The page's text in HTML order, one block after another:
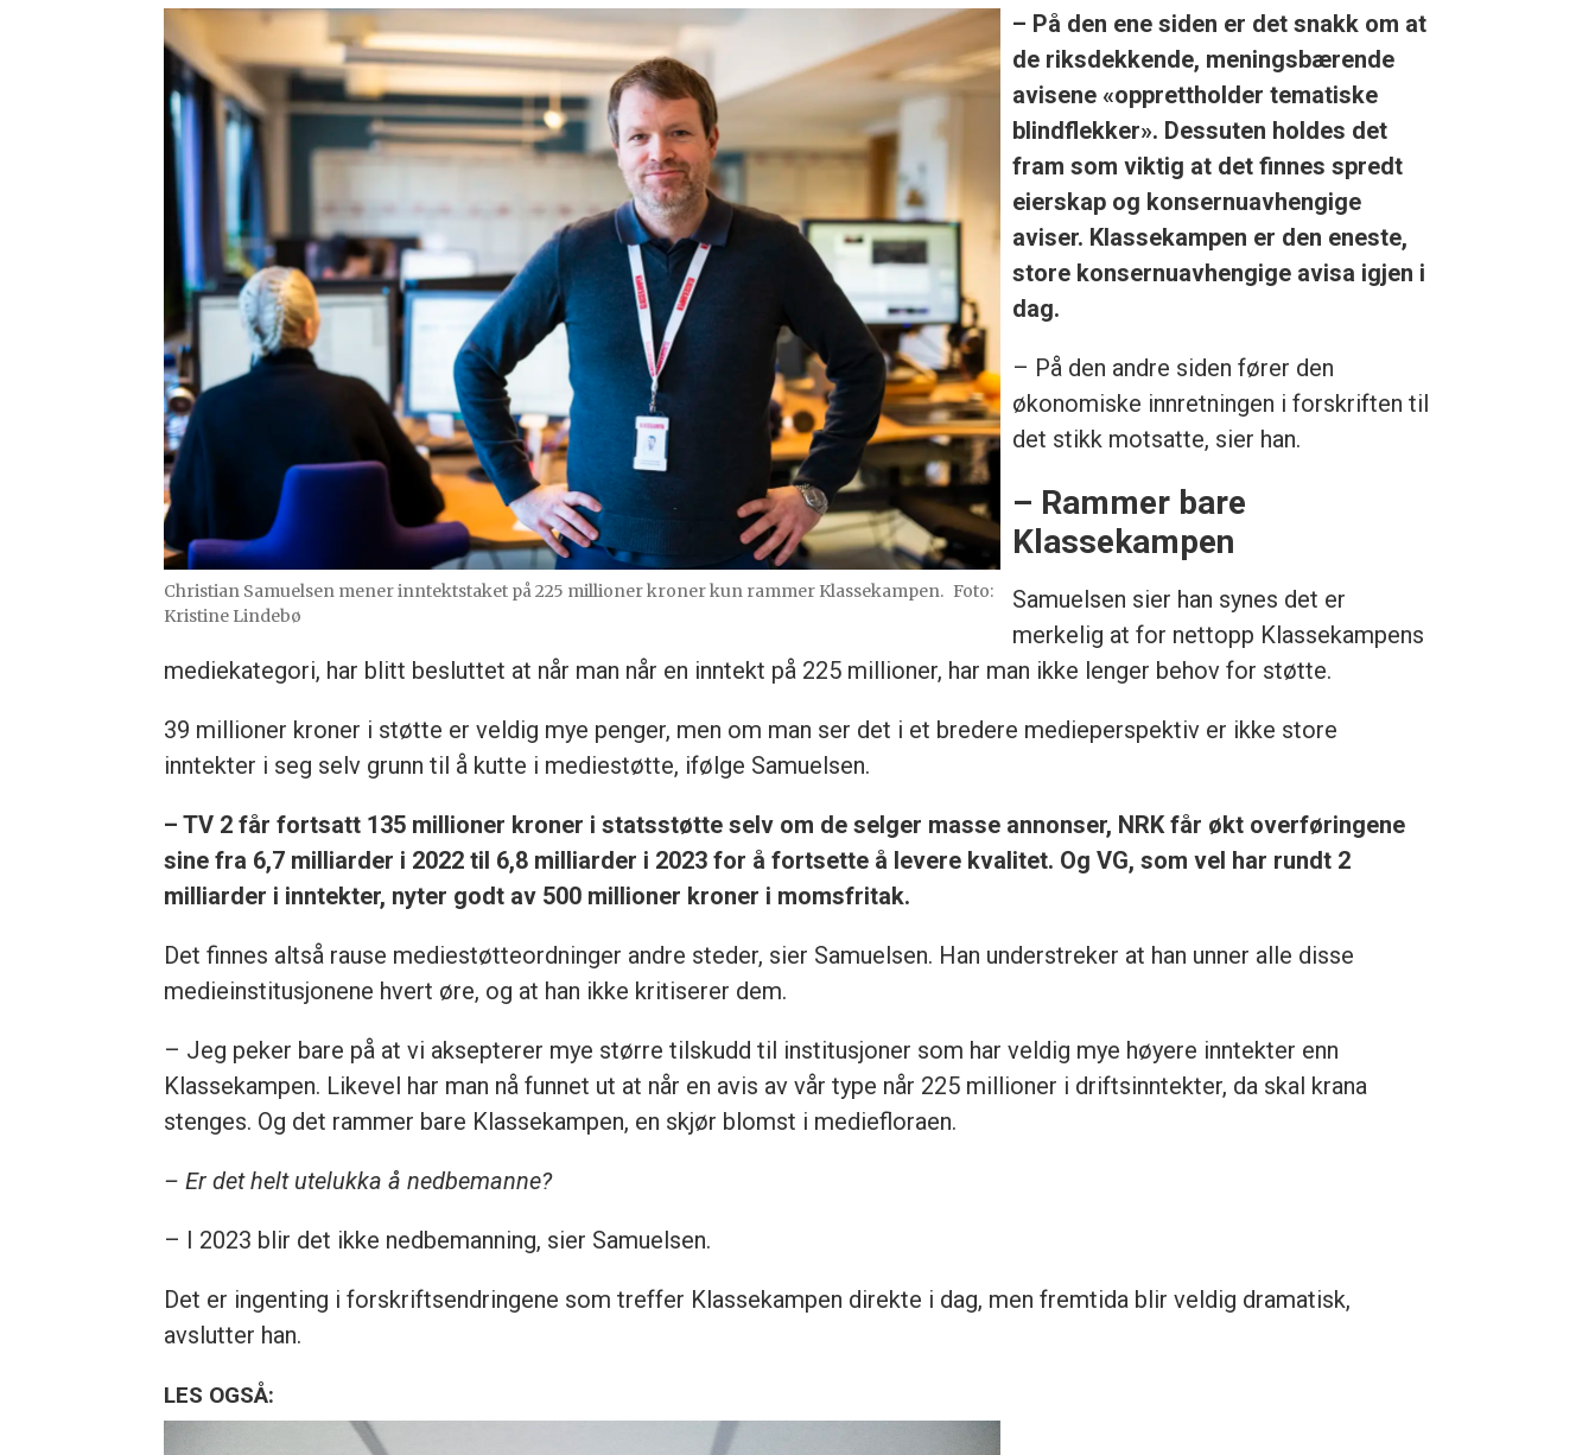
Christian Samuelsen mener inntektstaket på 225 millioner kroner kun rammer Klassekampen. Foto:
Kristine Lindebø
– På den ene siden er det snakk om at
de riksdekkende, meningsbærende
avisene «opprettholder tematiske
blindflekker». Dessuten holdes det
fram som viktig at det finnes spredt
eierskap og konsernuavhengige
aviser. Klassekampen er den eneste,
store konsernuavhengige avisa igjen i
dag.
– På den andre siden fører den
økonomiske innretningen i forskriften til
det stikk motsatte, sier han.
– Rammer bare
Klassekampen
Samuelsen sier han synes det er
merkelig at for nettopp Klassekampens
mediekategori, har blitt besluttet at når man når en inntekt på 225 millioner, har man ikke lenger behov for støtte.
39 millioner kroner i støtte er veldig mye penger, men om man ser det i et bredere medieperspektiv er ikke store
inntekter i seg selv grunn til å kutte i mediestøtte, ifølge Samuelsen.
– TV 2 får fortsatt 135 millioner kroner i statsstøtte selv om de selger masse annonser, NRK får økt overføringene
sine fra 6,7 milliarder i 2022 til 6,8 milliarder i 2023 for å fortsette å levere kvalitet. Og VG, som vel har rundt 2
milliarder i inntekter, nyter godt av 500 millioner kroner i momsfritak.
Det finnes altså rause mediestøtteordninger andre steder, sier Samuelsen. Han understreker at han unner alle disse
medieinstitusjonene hvert øre, og at han ikke kritiserer dem.
– Jeg peker bare på at vi aksepterer mye større tilskudd til institusjoner som har veldig mye høyere inntekter enn
Klassekampen. Likevel har man nå funnet ut at når en avis av vår type når 225 millioner i driftsinntekter, da skal krana
stenges. Og det rammer bare Klassekampen, en skjør blomst i mediefloraen.
– Er det helt utelukka å nedbemanne?
– I 2023 blir det ikke nedbemanning, sier Samuelsen.
Det er ingenting i forskriftsendringene som treffer Klassekampen direkte i dag, men fremtida blir veldig dramatisk,
avslutter han.
LES OGSÅ: